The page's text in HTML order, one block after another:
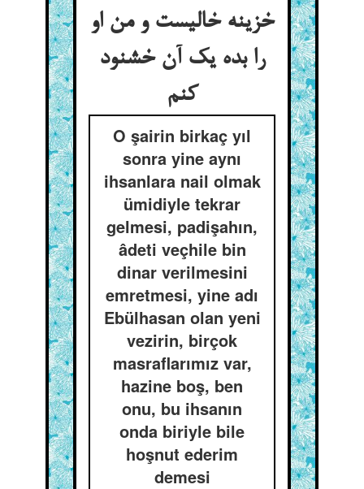
خزینه خالیست و من او
را بده یک آن خشنود
کنم
O şairin birkaç yıl
sonra yine aynı
ihsanlara nail olmak
ümidiyle tekrar
gelmesi, padişahın,
âdeti veçhile bin
dinar verilmesini
emretmesi, yine adı
Ebülhasan olan yeni
vezirin, birçok
masraflarımız var,
hazine boş, ben
onu, bu ihsanın
onda biriyle bile
hoşnut ederim
demesi